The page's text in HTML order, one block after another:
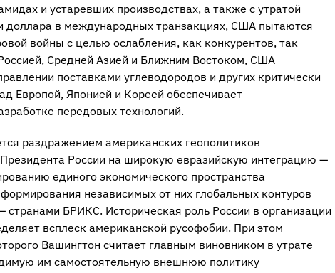
и устаревших производствах, а также с утратой
доллара в международных транзакциях, США пытаются
войны с целью ослабления, как конкурентов, так
Средней Азией и Ближним Востоком, США
поставками углеводородов и других критически
Европой, Японией и Кореей обеспечивает
передовых технологий.
раздражением американских геополитиков
России на широкую евразийскую интеграцию —
единого экономического пространства
независимых от них глобальных контуров
БРИКС. Историческая роль России в организации
всплеск американской русофобии. При этом
Вашингтон считает главным виновником в утрате
им самостоятельную внешнюю политику